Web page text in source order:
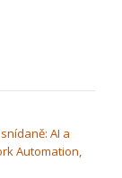
AI a
Automation,